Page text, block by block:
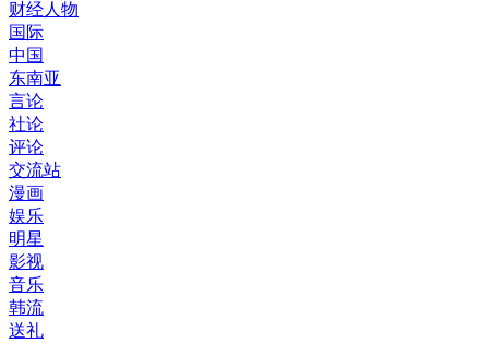
财经人物
国际
中国
东南亚
言论
社论
评论
交流站
漫画
娱乐
明星
影视
音乐
韩流
送礼